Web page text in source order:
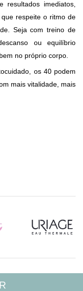
imediatos,
respeite o ritmo de
Seja com treino de
ou equilíbrio
no próprio corpo.
os 40 podem
mais vitalidade, mais